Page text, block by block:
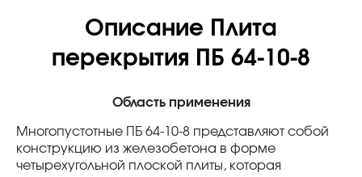
Описание Плита
перекрытия ПБ 64-10-8
Область применения
Многопустотные ПБ 64-10-8 представляют собой
конструкцию из железобетона в форме
четырехугольной плоской плиты, которая